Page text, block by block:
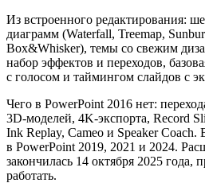
Из встроенного редактирования:
диаграмм (Waterfall, Treemap,
Box&Whisker), темы со свежим
набор эффектов и переходов,
с голосом и таймингом слайдов с
Чего в PowerPoint 2016 нет:
3D-моделей, 4K-экспорта, Record
Ink Replay, Cameo и Speaker Coach.
в PowerPoint 2019, 2021 и 2024.
закончилась 14 октября 2025 года,
работать.